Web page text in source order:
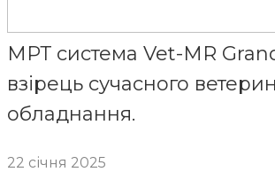
МРТ система Vet-MR
взірець сучасного
обладнання.
22 січня 2025